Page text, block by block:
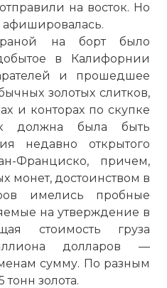
на восток. Но
афишировалась.
на борт было
в Калифорнии
и прошедшее
золотых слитков,
и конторах по скупке
должна была быть
недавно открытого
Франциско, причем,
монет, достоинством в
имелись пробные
на утверждение в
стоимость груза
долларов —
сумму. По разным
тонн золота.